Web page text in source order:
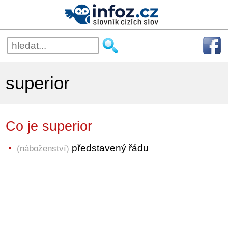
superior
Co je superior
(náboženství) představený řádu